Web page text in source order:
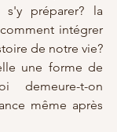
s'y préparer? la
intégrer
de notre vie?
une forme de
demeure-t-on
même après